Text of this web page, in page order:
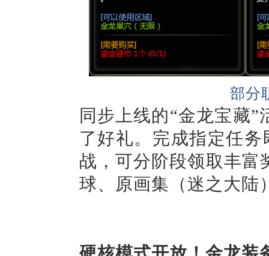
部分
同步上线的“金龙宝藏
了好礼。 完成指定任
战，可分阶段领取丰富
球、原画集（迷之大陆